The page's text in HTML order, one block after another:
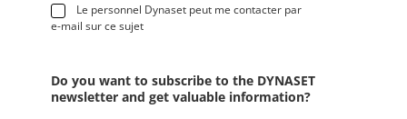
Le personnel Dynaset peut me contacter par
e-mail sur ce sujet
Do you want to subscribe to the DYNASET
newsletter and get valuable information?